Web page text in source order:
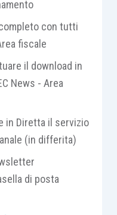
a dover
sommeda questi
dell’accesso ai
dati “oscurati”,
del reddito
con tutti
fiscale
il download in
News - Area
in Diretta il servizio
(in differita)
di posta